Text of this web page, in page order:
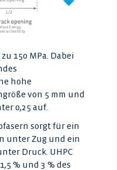
150 MPa. Dabei
hohe
von 5 mm und
0,25 auf.
sorgt für ein
unter Zug und ein
Druck. UHPC
% und 3 % des